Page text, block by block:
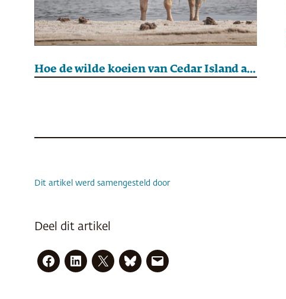
Hoe de wilde koeien van Cedar Island al zwemmend een orkaan overleefden
Dit artikel werd samengesteld door
Deel dit artikel